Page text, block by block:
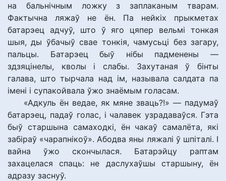
на бальнічным ложку з заплаканым тварам.
Фактычна ляжаў не ён. Па нейкіх прыкметах
батарэец адчуў, што ў яго цяпер вельмі тонкая
шыя, ды ўбачыў свае тонкія, чамусьці без загару,
пальцы. Батарэец быў нібы падменены —
здзяцінелы, кволы і слабы. Захутаная ў бінты
галава, што тырчала над ім, называла салдата па
імені і супакойвала ўжо знаёмым голасам.
«Адкуль ён ведае, як мяне зваць?!» — падумаў
батарэец, падаў голас, і чалавек узрадаваўся. Гэта
быў старшына самаходкі, ён чакаў самалёта, які
забіраў «чарапнікоў». Абодва яны ляжалі ў шпіталі. І
вайна ўжо скончылася. Батарэйцу раптам
захацелася спаць: не даслухаўшы старшыну, ён
адразу заснуў.